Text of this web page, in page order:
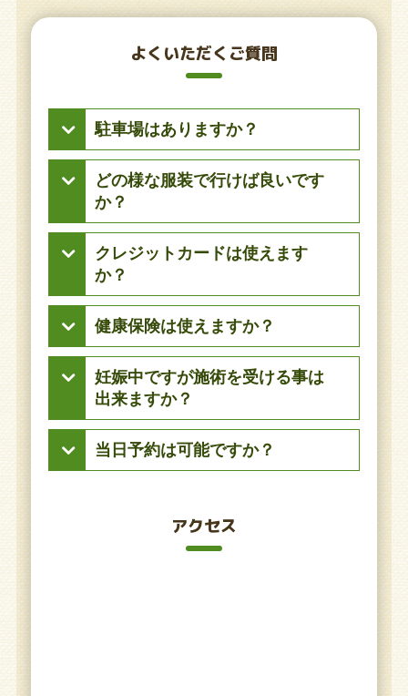
よくいただくご質問
駐車場はありますか？
当院から徒歩約4分の奈良市紀寺町686-2
の2番と8番が当院専用の駐車場です。完
全予約制なので皆様ご利用頂けると思い
ます。満車の場合はお手数ですが
0742311261までご連絡下さい。
どの様な服装で行けば良いです
か？
検査結果に影響を与える為、身体を動か
しにくいタイトな服やパンツ、短いスカ
ートは避けて下さい。当院でお着替えを
ご用意しておりますので、タイトな服や
スカートで来院された場合はご利用下さ
い。
クレジットカードは使えます
か？
まとめ払いのみVISA.MASTERがご利用頂
けます。
健康保険は使えますか？
保険は、傷めた日にちと原因がはっきり
とした怪我(捻挫、挫傷、打撲など)のみ
に使用出来ます。今回の症状では、自費
治療のみとなります。
妊娠中ですが施術を受ける事は
出来ますか？
当院では、産婦人科医さんと共同開発さ
れた妊婦さん用の施術マットがございま
能です。うつ伏せで施術を受けるのに不
安感がある方は、仰って頂けたら座位や
当日予約は可能ですか？
ますが、枠に空きがある場合は可能で
す。一度、0742311261までお気軽にご連
アクセス